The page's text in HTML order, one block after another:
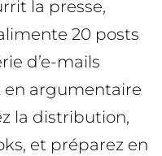
la presse,
20 posts
d’e-mails
argumentaire
la distribution,
et préparez en